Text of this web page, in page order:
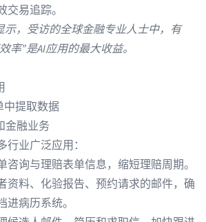
易追踪。
示，受访的全球金融专业人士中，有
率”是AI应用的最大收益。
中提取数据
金融业务
业广泛应用：
咨询与理赔表单信息，缩短理赔周期。
资料、化验报告、预约请求的邮件，确
进病历系统。